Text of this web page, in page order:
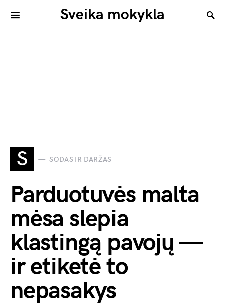
Sveika mokykla
S SODAS IR DARŽAS
Parduotuvės malta
mėsa slepia
klastingą pavojų —
ir etiketė to
nepasakys